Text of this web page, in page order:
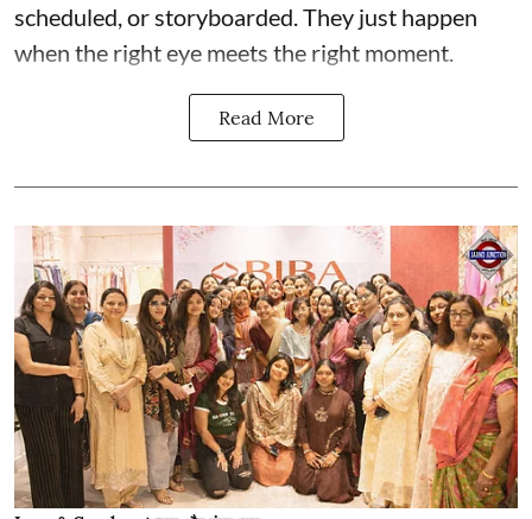
scheduled, or storyboarded. They just happen
when the right eye meets the right moment.
Read More